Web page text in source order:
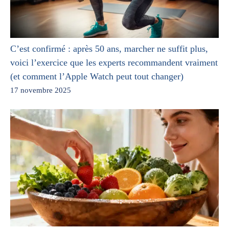
C’est confirmé : après 50 ans, marcher ne suffit plus,
voici l’exercice que les experts recommandent vraiment
(et comment l’Apple Watch peut tout changer)
17 novembre 2025